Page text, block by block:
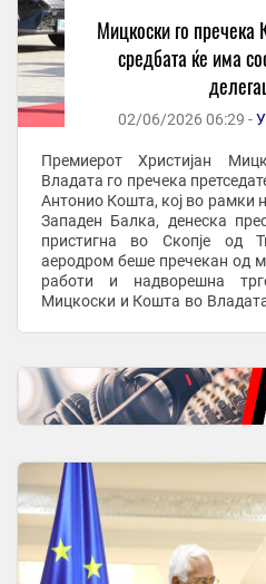
Мицкоски го пречека
средбата ќе има
02/06/2026 06:29 -
Премиерот Христијан
Владата го пречека
Антонио Кошта, кој во рамки
Западен Балка, денеска
пристигна во Скопје од
аеродром беше пречекан од
работи и надворешна
Мицкоски и Кошта во Владата